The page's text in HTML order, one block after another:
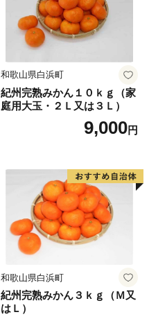
和歌山県白浜町
紀州完熟みかん１０ｋｇ（家
庭用大玉・２Ｌ又は３Ｌ）
9,000円
和歌山県白浜町
紀州完熟みかん３ｋｇ（Ｍ又
はＬ）